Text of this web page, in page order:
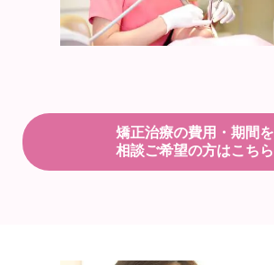
矯正治療の費用・期間を
相談ご希望の方はこちら